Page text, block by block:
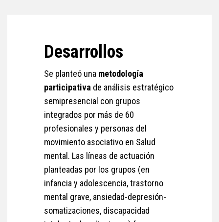
Desarrollos
Se planteó una metodología
participativa de análisis estratégico
semipresencial con grupos
integrados por más de 60
profesionales y personas del
movimiento asociativo en Salud
mental. Las líneas de actuación
planteadas por los grupos (en
infancia y adolescencia, trastorno
mental grave, ansiedad-depresión-
somatizaciones, discapacidad